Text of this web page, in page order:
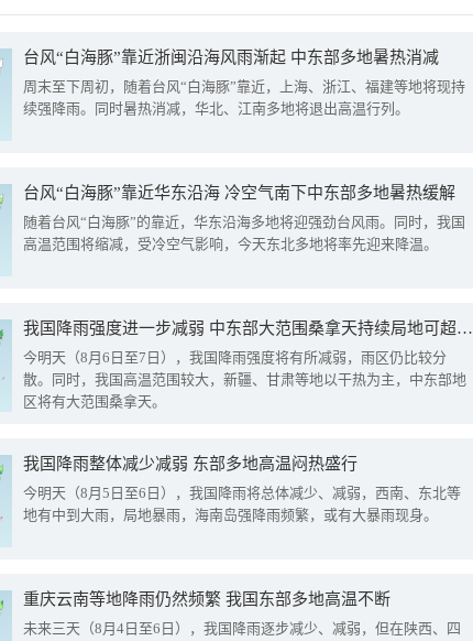
台风“白海豚”靠近浙闽沿海风雨渐起 中东部多地暑热消减
周末至下周初，随着台风“白海豚”靠近，上海、浙江、福建等地将现持
续强降雨。同时暑热消减，华北、江南多地将退出高温行列。
台风“白海豚”靠近华东沿海 冷空气南下中东部多地暑热缓解
随着台风“白海豚”的靠近，华东沿海多地将迎强劲台风雨。同时，我国
高温范围将缩减，受冷空气影响，今天东北多地将率先迎来降温。
我国降雨强度进一步减弱 中东部大范围桑拿天持续局地可超38℃
今明天（8月6日至7日），我国降雨强度将有所减弱，雨区仍比较分
散。同时，我国高温范围较大，新疆、甘肃等地以干热为主，中东部地
区将有大范围桑拿天。
我国降雨整体减少减弱 东部多地高温闷热盛行
今明天（8月5日至6日），我国降雨将总体减少、减弱，西南、东北等
地有中到大雨，局地暴雨，海南岛强降雨频繁，或有大暴雨现身。
重庆云南等地降雨仍然频繁 我国东部多地高温不断
未来三天（8月4日至6日），我国降雨逐步减少、减弱，但在陕西、四